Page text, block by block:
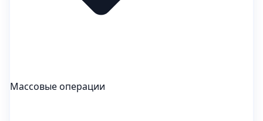
Массовые операции